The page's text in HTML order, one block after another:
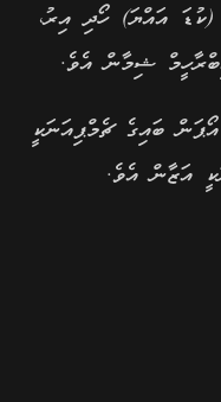
އައްޔަ) ހޯދި އިރު،
ޝިމާން އެވެ.
ބައިގެ ޗެމްޕިއަނަކީ
އަޒާން އެވެ.